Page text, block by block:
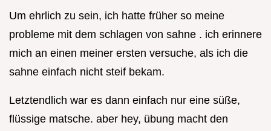
Um ehrlich zu sein, ich hatte früher so meine
probleme mit dem schlagen von sahne . ich erinnere
mich an einen meiner ersten versuche, als ich die
sahne einfach nicht steif bekam.
Letztendlich war es dann einfach nur eine süße,
flüssige matsche. aber hey, übung macht den